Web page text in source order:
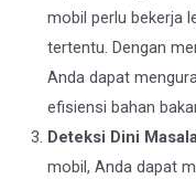
mobil perlu bekerja
tertentu. Dengan
Anda dapat
efisiensi bahan
Deteksi Dini
mobil, Anda dapat